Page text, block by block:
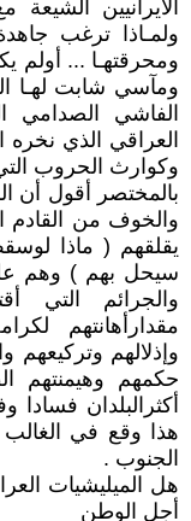
الأيرانيين
ولمـاذا ترغب
ومحرقتهـا ... أولم
ومآسي شابت لهـا
الفاشي
العراقي الذي نخره
وكوارث الحروب
والخوف من القادم
يقلقهم ( ماذا
سيحل بهم ) وهم
والجرائم التي
مقدارأهانتهم
وإذلالهم
حكمهم وهيمنتهم
أكثرالبلدان فسادا
هذا وقع في
الجنوب .
هل الميليشيات
أجل الوطن